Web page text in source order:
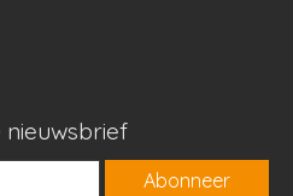
Abonneer